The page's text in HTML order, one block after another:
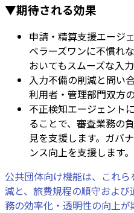
▼期待される効果
申請・精算支援エージ
ベラーズワンに不慣れ
おいてもスムーズな入
入力不備の削減と問い
利用者・管理部門双方
不正検知エージェント
ることで、審査業務の
見を支援します。ガバ
ンス向上を支援します。
公共団体向け機能は、これ
減と、旅費規程の順守およ
務の効率化・透明性の向上が